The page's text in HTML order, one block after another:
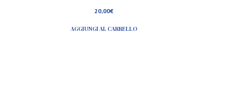
20,00€
AGGIUNGI AL CARRELLO